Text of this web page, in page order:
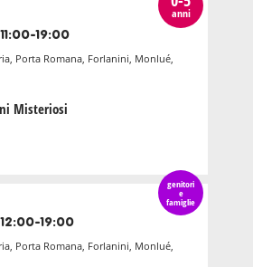
anni
11:00-19:00
Porta Romana, Forlanini, Monlué,
Misteriosi
genitori
e
famiglie
12:00-19:00
Porta Romana, Forlanini, Monlué,